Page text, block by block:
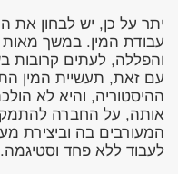
יתר על כן, יש לבחון את
עבודת המין. במשך מאות
והפללה, לעתים קרובות
עם זאת, תעשיית המין
ההיסטוריה, והיא לא
אותה, על החברה
המעורבים בה וביצירת
לעבוד ללא פחד וסטיגמה.